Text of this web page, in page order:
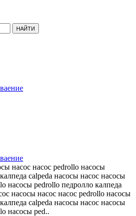
НАЙТИ
насос насос pedrollo насосы
calpeda насосы насос насосы
насосы pedrollo педролло калпеда
насосы насос насос pedrollo насосы
calpeda насосы насос насосы
насосы ped..